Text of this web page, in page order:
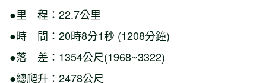
●里 程：22.7公里
●時 間：20時8分1秒 (1208分鐘)
●落 差：1354公尺(1968~3322)
●總爬升：2478公尺